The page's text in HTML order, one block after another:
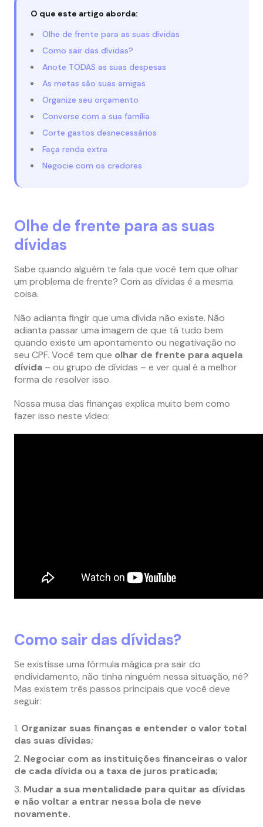
O que este artigo aborda:
Olhe de frente para as suas dívidas
Como sair das dívidas?
Anote TODAS as suas despesas
As metas são suas amigas
Organize seu orçamento
Converse com a sua família
Corte gastos desnecessários
Faça renda extra
Negocie com os credores
Olhe de frente para as suas
dívidas
Sabe quando alguém te fala que você tem que olhar
um problema de frente? Com as dívidas é a mesma
coisa.
Não adianta fingir que uma dívida não existe. Não
adianta passar uma imagem de que tá tudo bem
quando existe um apontamento ou negativação no
seu CPF. Você tem que olhar de frente para aquela
dívida – ou grupo de dívidas – e ver qual é a melhor
forma de resolver isso.
Nossa musa das finanças explica muito bem como
fazer isso neste vídeo:
Como sair das dívidas?
Se existisse uma fórmula mágica pra sair do
endividamento, não tinha ninguém nessa situação, né?
Mas existem três passos principais que você deve
seguir:
Organizar suas finanças e entender o valor total
das suas dívidas;
Negociar com as instituições financeiras o valor
de cada dívida ou a taxa de juros praticada;
Mudar a sua mentalidade para quitar as dívidas
e não voltar a entrar nessa bola de neve
novamente.